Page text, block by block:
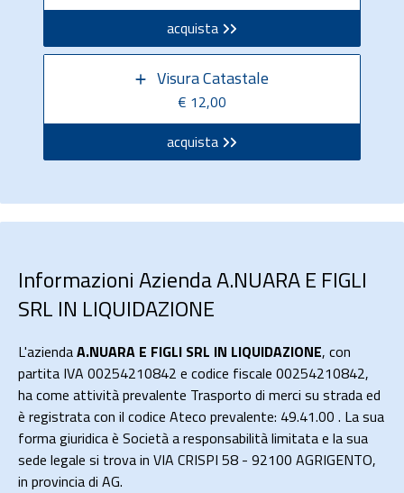
acquista
Visura Catastale
€ 12,00
acquista
Informazioni Azienda A.NUARA E FIGLI
SRL IN LIQUIDAZIONE
L'aziendaA.NUARA E FIGLI SRL IN LIQUIDAZIONE, con
partita IVA 00254210842 e codice fiscale 00254210842,
ha come attività prevalente Trasporto di merci su strada ed
è registrata con il codice Ateco prevalente: 49.41.00 . La sua
forma giuridica è Società a responsabilità limitata e la sua
sede legale si trova in VIA CRISPI 58 - 92100 AGRIGENTO,
in provincia di AG.